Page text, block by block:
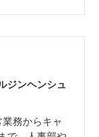
ジンヘンシュ
務からキャ